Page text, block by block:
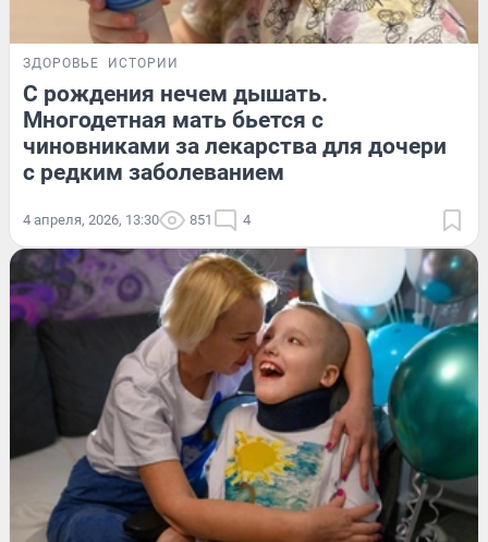
ЗДОРОВЬЕ ИСТОРИИ
С рождения нечем дышать.
Многодетная мать бьется с
чиновниками за лекарства для дочери
с редким заболеванием
4 апреля, 2026, 13:30 851 4